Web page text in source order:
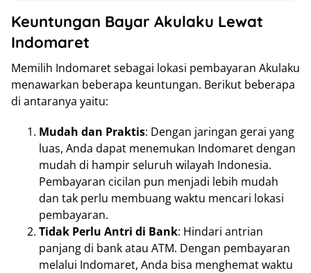
Keuntungan Bayar Akulaku Lewat
Indomaret
Memilih Indomaret sebagai lokasi pembayaran Akulaku
menawarkan beberapa keuntungan. Berikut beberapa
di antaranya yaitu:
Mudah dan Praktis: Dengan jaringan gerai yang
luas, Anda dapat menemukan Indomaret dengan
mudah di hampir seluruh wilayah Indonesia.
Pembayaran cicilan pun menjadi lebih mudah
dan tak perlu membuang waktu mencari lokasi
pembayaran.
Tidak Perlu Antri di Bank: Hindari antrian
panjang di bank atau ATM. Dengan pembayaran
melalui Indomaret, Anda bisa menghemat waktu